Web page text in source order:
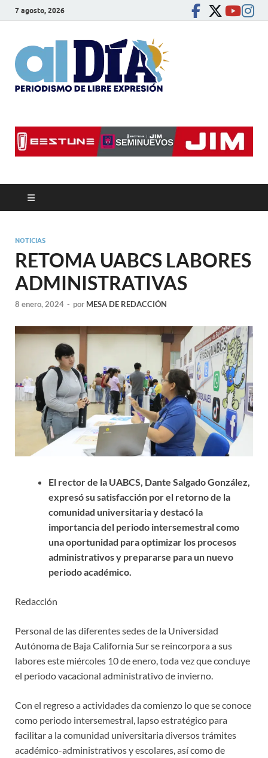
7 agosto, 2026
NOTICIAS
RETOMA UABCS LABORES
ADMINISTRATIVAS
8 enero, 2024 - por MESA DE REDACCIÓN
El rector de la UABCS, Dante Salgado González,
expresó su satisfacción por el retorno de la
comunidad universitaria y destacó la
importancia del periodo intersemestral como
una oportunidad para optimizar los procesos
administrativos y prepararse para un nuevo
periodo académico.
Redacción
Personal de las diferentes sedes de la Universidad
Autónoma de Baja California Sur se reincorpora a sus
labores este miércoles 10 de enero, toda vez que concluye
el periodo vacacional administrativo de invierno.
Con el regreso a actividades da comienzo lo que se conoce
como periodo intersemestral, lapso estratégico para
facilitar a la comunidad universitaria diversos trámites
académico-administrativos y escolares, así como de